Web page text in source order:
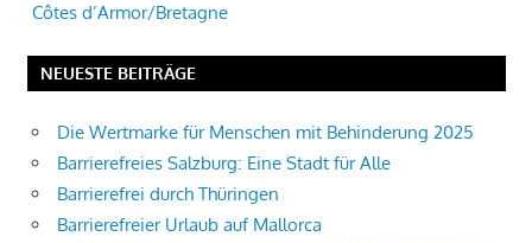
Côtes d’Armor/Bretagne
NEUESTE BEITRÄGE
Die Wertmarke für Menschen mit Behinderung 2025
Barrierefreies Salzburg: Eine Stadt für Alle
Barrierefrei durch Thüringen
Barrierefreier Urlaub auf Mallorca